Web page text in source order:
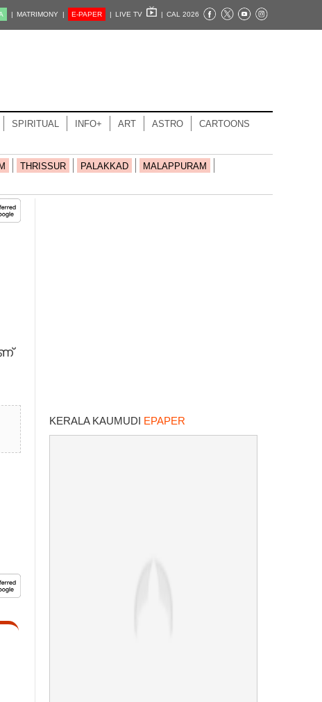
| MATRIMONY | E-PAPER | LIVE TV | CAL 2026
SPIRITUAL INFO+ ART ASTRO CARTOONS
THRISSUR PALAKKAD
MALAPPURAM
KERALA KAUMUDI EPAPER